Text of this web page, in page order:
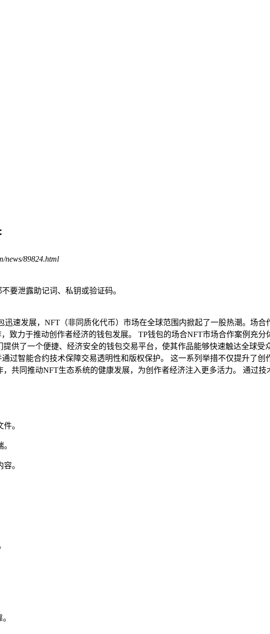
news/89824.html
要泄露助记词、私钥或验证码。
速发展，NFT（非同质化代币）市场在全球范围内掀起了一股热潮。场
致力于推动创作者经济的钱包发展。 TP钱包的场合NFT市场合作案例充分
供了一个便捷、经济安全的钱包交易平台，使其作品能够快速触达全球受
过智能合约技术保障交易透明性和版权保护。 这一系列举措不仅提升了
共同推动NFT生态系统的健康发展，为创作者经济注入更多活力。 通过
。
。